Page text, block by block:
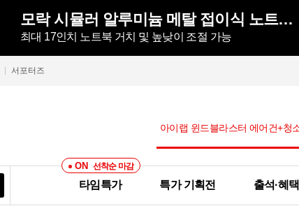
모락 시뮬러 알루미늄 메탈 접이식 노트북 거치대S
최대 17인치 노트북 거치 및 높낮이 조절 가능
서포터즈
ON 선착순 마감
타임특가 특가 기획전 출석·혜택